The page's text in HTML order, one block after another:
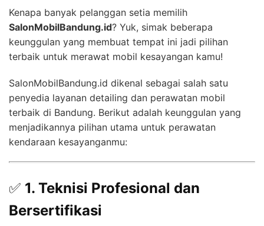
Kenapa banyak pelanggan setia memilih
SalonMobilBandung.id? Yuk, simak beberapa
keunggulan yang membuat tempat ini jadi pilihan
terbaik untuk merawat mobil kesayangan kamu!
SalonMobilBandung.id dikenal sebagai salah satu
penyedia layanan detailing dan perawatan mobil
terbaik di Bandung. Berikut adalah keunggulan yang
menjadikannya pilihan utama untuk perawatan
kendaraan kesayanganmu:
✅ 1. Teknisi Profesional dan
Bersertifikasi